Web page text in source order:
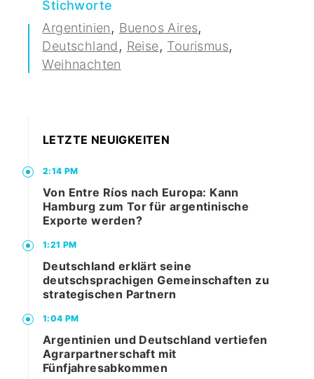
Stichworte
Argentinien, Buenos Aires,
Deutschland, Reise, Tourismus,
Weihnachten
LETZTE NEUIGKEITEN
2:14 PM
Von Entre Ríos nach Europa: Kann
Hamburg zum Tor für argentinische
Exporte werden?
1:21 PM
Deutschland erklärt seine
deutschsprachigen Gemeinschaften zu
strategischen Partnern
1:04 PM
Argentinien und Deutschland vertiefen
Agrarpartnerschaft mit
Fünfjahresabkommen